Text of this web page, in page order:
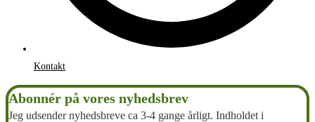
Kontakt
Abonnér på vores nyhedsbrev
Jeg udsender nyhedsbreve ca 3-4 gange årligt. Indholdet i